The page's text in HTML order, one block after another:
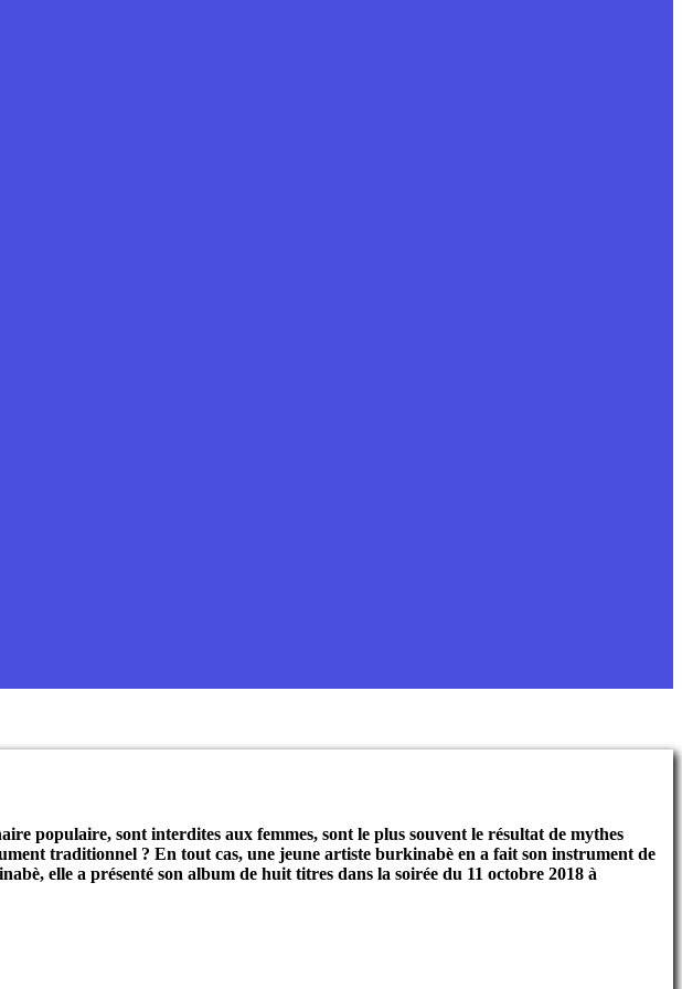
populaire, sont interdites aux femmes, sont le plus souvent le résultat de mythes
traditionnel ? En tout cas, une jeune artiste burkinabè en a fait son instrument de
elle a présenté son album de huit titres dans la soirée du 11 octobre 2018 à